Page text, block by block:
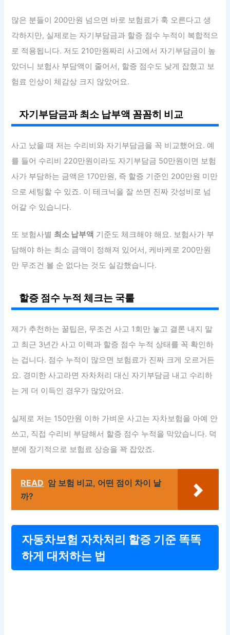
많은 분들이 200만원 넘으면 바로 보험료가 훅 오른다고 생
각하지만, 실제로는 자기부담금과 할증 점수 누적이 복합적으
로 적용됩니다. 저도 210만원짜리 사고에서 자기부담금이 높
았더니 보험사 부담액이 줄어서, 할증 점수도 낮게 잡혔고 보
험료 인상이 체감상 크지 않았어요.
자기부담금과 최소 납부액 꼼꼼히 비교
사고 났을 때 저는 수리비와 자기부담금을 꼭 비교했어요. 예
를 들어 수리비 220만원이라도 자기부담금 50만원이면 보험
사가 부담하는 금액은 170만원, 즉 할증 기준인 200만원 미만
으로 세팅할 수 있죠. 이 테크닉을 잘 쓰면 진짜 갓성비로 넘
어갈 수 있습니다.
또 보험사별 최소 납부액 기준도 체크해야 해요. 보험사가 부
담해야 하는 최소 금액이 정해져 있어서, 케바케로 200만원
만 무조건 볼 순 없다는 것도 실감했습니다.
할증 점수 누적 체크는 국룰
제가 추천하는 꿀팁은, 무조건 사고 1회만 놓고 결론 내지 말
고 최근 3년간 사고 이력과 할증 점수 누적 상태를 꼭 확인하
는 겁니다. 점수 누적이 많으면 보험료가 진짜 크게 오르거든
요. 경미한 사고라면 자차처리 대신 자기부담금 내고 수리하
는 게 더 이득인 경우가 많았어요.
실제로 저는 150만원 이하 가벼운 사고는 자차보험을 아예 안
쓰고, 직접 수리비 부담해서 할증 점수 누적을 막았습니다. 덕
분에 장기적으로 보험료 상승을 꽉 잡았죠.
READ 암 보험 비교, 어떤 점이 차이 날
까?
자동차보험 자차처리 할증 기준 똑똑
하게 대처하는 법